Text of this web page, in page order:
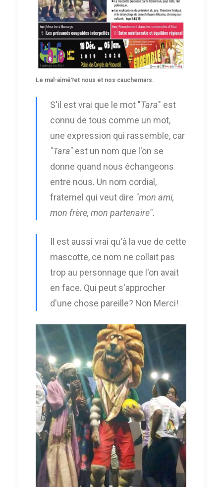
Le mal-aimé?et nous et nos cauchemars.
S'il est vrai que le mot "Tara" est
connu de tous comme un mot,
une expression qui rassemble, car
"Tara" est un nom que l'on se
donne quand nous échangeons
entre nous. Un nom cordial,
fraternel qui veut dire "mon ami,
mon frère, mon partenaire".
Il est aussi vrai qu'à la vue de cette
mascotte, ce nom ne collait pas
trop au personnage que l'on avait
en face. Qui peut s'approcher
d'une chose pareille? Non Merci!